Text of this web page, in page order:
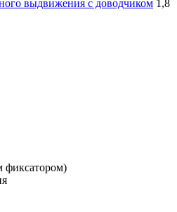
выдвижения с доводчиком 1,8
фиксатором)